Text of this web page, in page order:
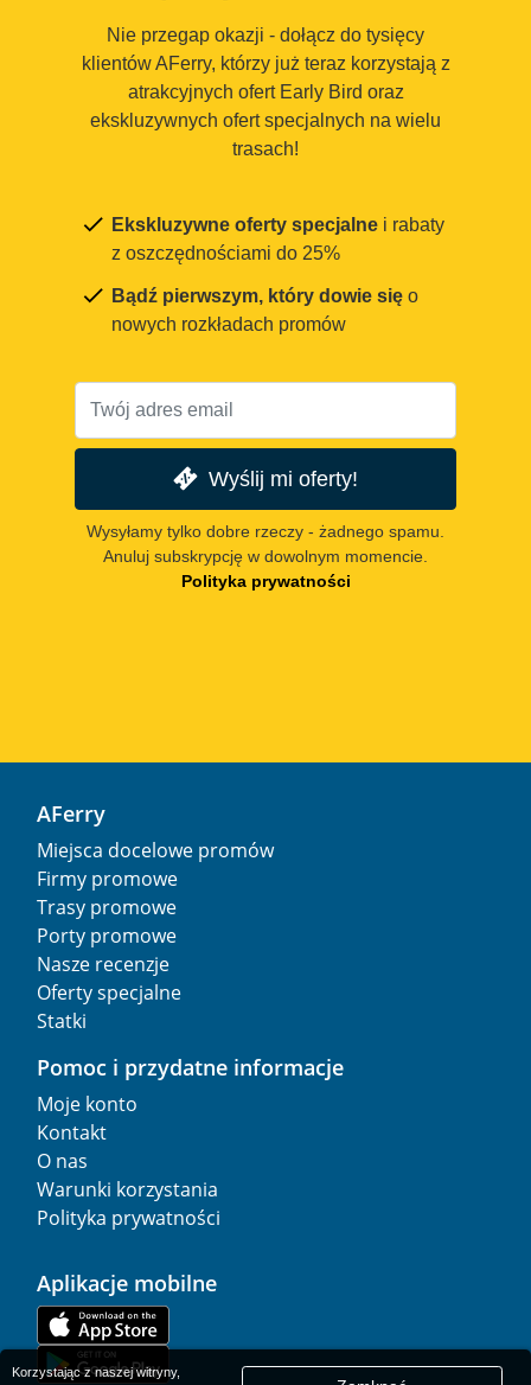
Nie przegap okazji - dołącz do tysięcy
klientów AFerry, którzy już teraz korzystają z
atrakcyjnych ofert Early Bird oraz
ekskluzywnych ofert specjalnych na wielu
trasach!
Ekskluzywne oferty specjalne i rabaty
z oszczędnościami do 25%
Bądź pierwszym, który dowie się o
nowych rozkładach promów
Wyślij mi oferty!
Wysyłamy tylko dobre rzeczy - żadnego spamu.
Anuluj subskrypcję w dowolnym momencie.
Polityka prywatności
AFerry
Miejsca docelowe promów
Firmy promowe
Trasy promowe
Porty promowe
Nasze recenzje
Oferty specjalne
Statki
Pomoc i przydatne informacje
Moje konto
Kontakt
O nas
Warunki korzystania
Polityka prywatności
Aplikacje mobilne
Korzystając z naszej witryny,